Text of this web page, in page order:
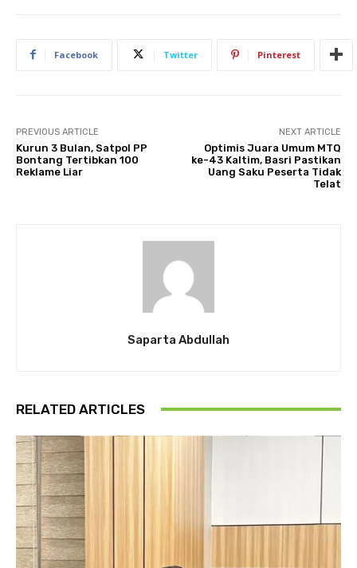
Facebook Twitter Pinterest
PREVIOUS ARTICLE
Kurun 3 Bulan, Satpol PP
Bontang Tertibkan 100
Reklame Liar
NEXT ARTICLE
Optimis Juara Umum MTQ
ke-43 Kaltim, Basri Pastikan
Uang Saku Peserta Tidak
Telat
Saparta Abdullah
RELATED ARTICLES